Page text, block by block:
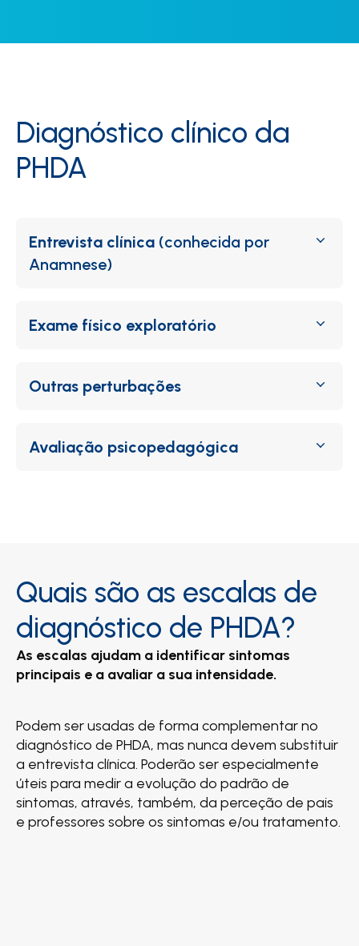
Diagnóstico clínico da
PHDA
Entrevista clínica (conhecida por
Anamnese)
Exame físico exploratório
Outras perturbações
Avaliação psicopedagógica
Quais são as escalas de
diagnóstico de PHDA?
As escalas ajudam a identificar sintomas
principais e a avaliar a sua intensidade.
Podem ser usadas de forma complementar no
diagnóstico de PHDA, mas nunca devem substituir
a entrevista clínica. Poderão ser especialmente
úteis para medir a evolução do padrão de
sintomas, através, também, da perceção de pais
e professores sobre os sintomas e/ou tratamento.